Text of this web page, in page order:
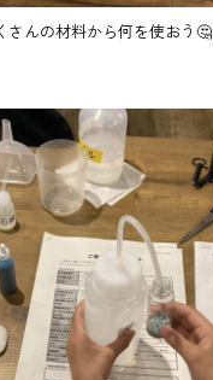
さんの材料から何を使おう🤔